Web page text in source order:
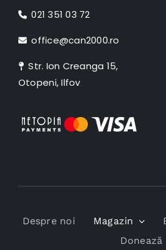
021 351 03 72
office@can2000.ro
Str. Ion Creanga 15,
Otopeni, Ilfov
Despre noi Magazin
Donează